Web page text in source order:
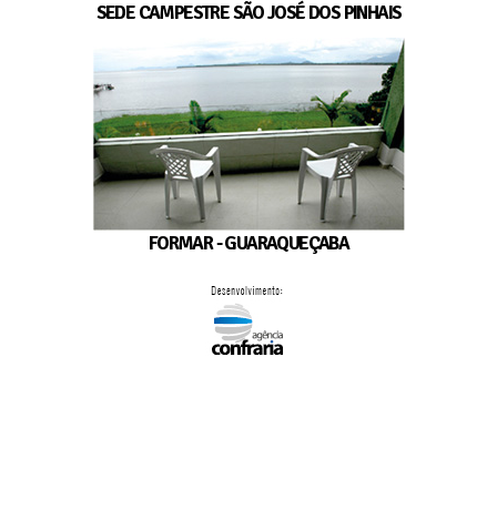
SEDE CAMPESTRE SÃO JOSÉ DOS PINHAIS
FORMAR - GUARAQUEÇABA